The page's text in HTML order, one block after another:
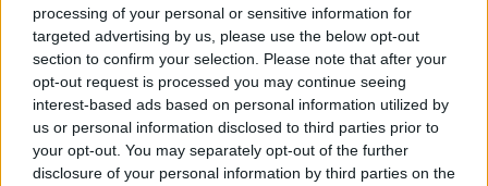
processing of your personal or sensitive information for
targeted advertising by us, please use the below opt-out
section to confirm your selection. Please note that after your
opt-out request is processed you may continue seeing
interest-based ads based on personal information utilized by
us or personal information disclosed to third parties prior to
your opt-out. You may separately opt-out of the further
disclosure of your personal information by third parties on the